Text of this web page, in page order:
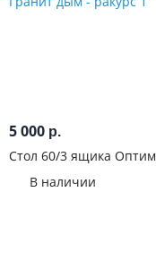
5 000 р.
Стол 60/3 ящика
В наличии